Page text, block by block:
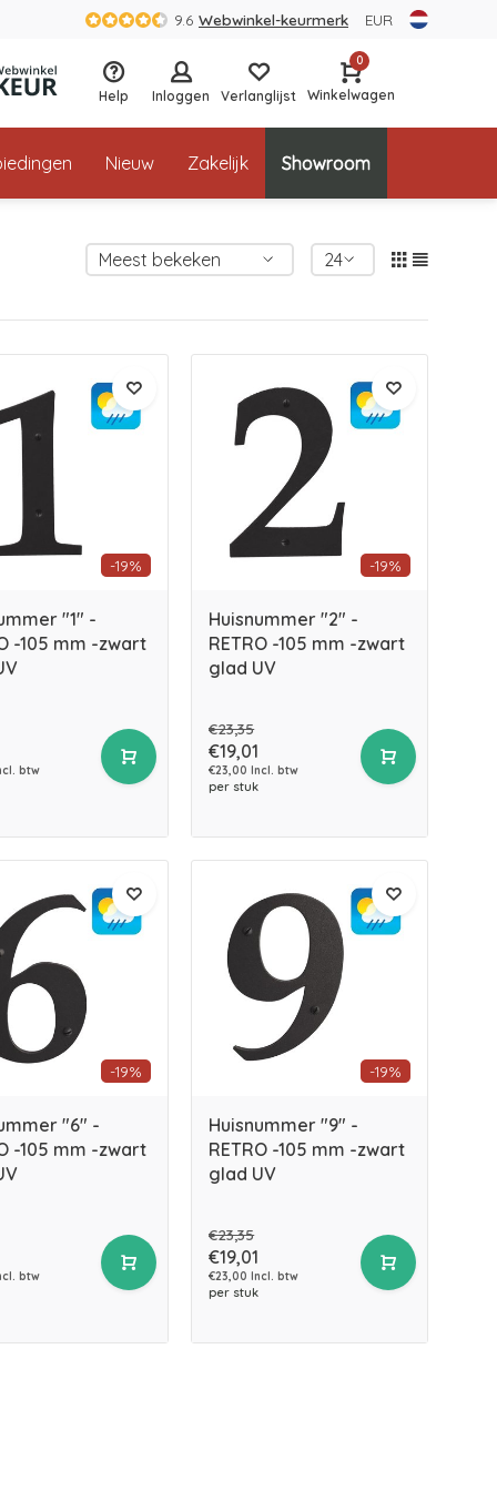
9.6 Webwinkel-keurmerk EUR
Help Inloggen Verlanglijst
0
Winkelwagen
Nieuw Zakelijk Showroom
-19%
"1" -
-105 mm -zwart
btw
-19%
Huisnummer "2" -
RETRO -105 mm -zwart
glad UV
€23,35
€19,01
€23,00 Incl. btw
per stuk
-19%
"6" -
-105 mm -zwart
btw
-19%
Huisnummer "9" -
RETRO -105 mm -zwart
glad UV
€23,35
€19,01
€23,00 Incl. btw
per stuk